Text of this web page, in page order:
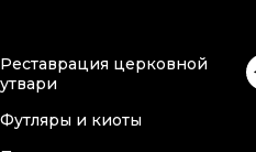
Реставрация церковной
утвари
Футляры и киоты